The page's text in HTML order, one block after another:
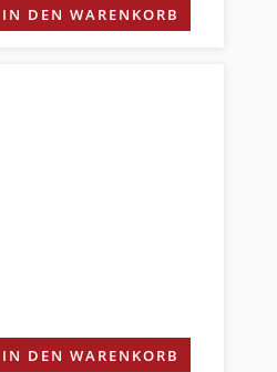
IN DEN WARENKORB
IN DEN WARENKORB